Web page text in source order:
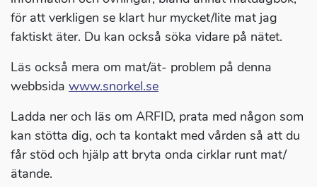
för att verkligen se klart hur mycket/lite mat jag
faktiskt äter. Du kan också söka vidare på nätet.
Läs också mera om mat/ät- problem på denna
webbsida www.snorkel.se
Ladda ner och läs om ARFID, prata med någon som
kan stötta dig, och ta kontakt med vården så att du
får stöd och hjälp att bryta onda cirklar runt mat/
ätande.